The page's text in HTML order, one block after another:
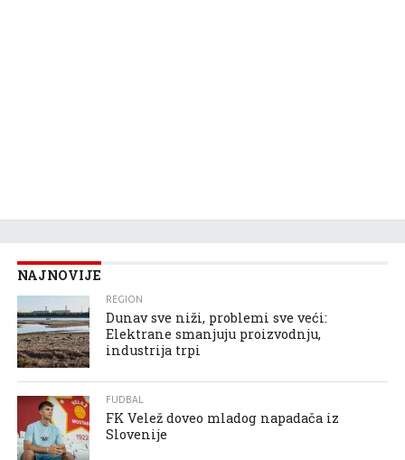
NAJNOVIJE
REGION
Dunav sve niži, problemi sve veći:
Elektrane smanjuju proizvodnju,
industrija trpi
FUDBAL
FK Velež doveo mladog napadača iz
Slovenije